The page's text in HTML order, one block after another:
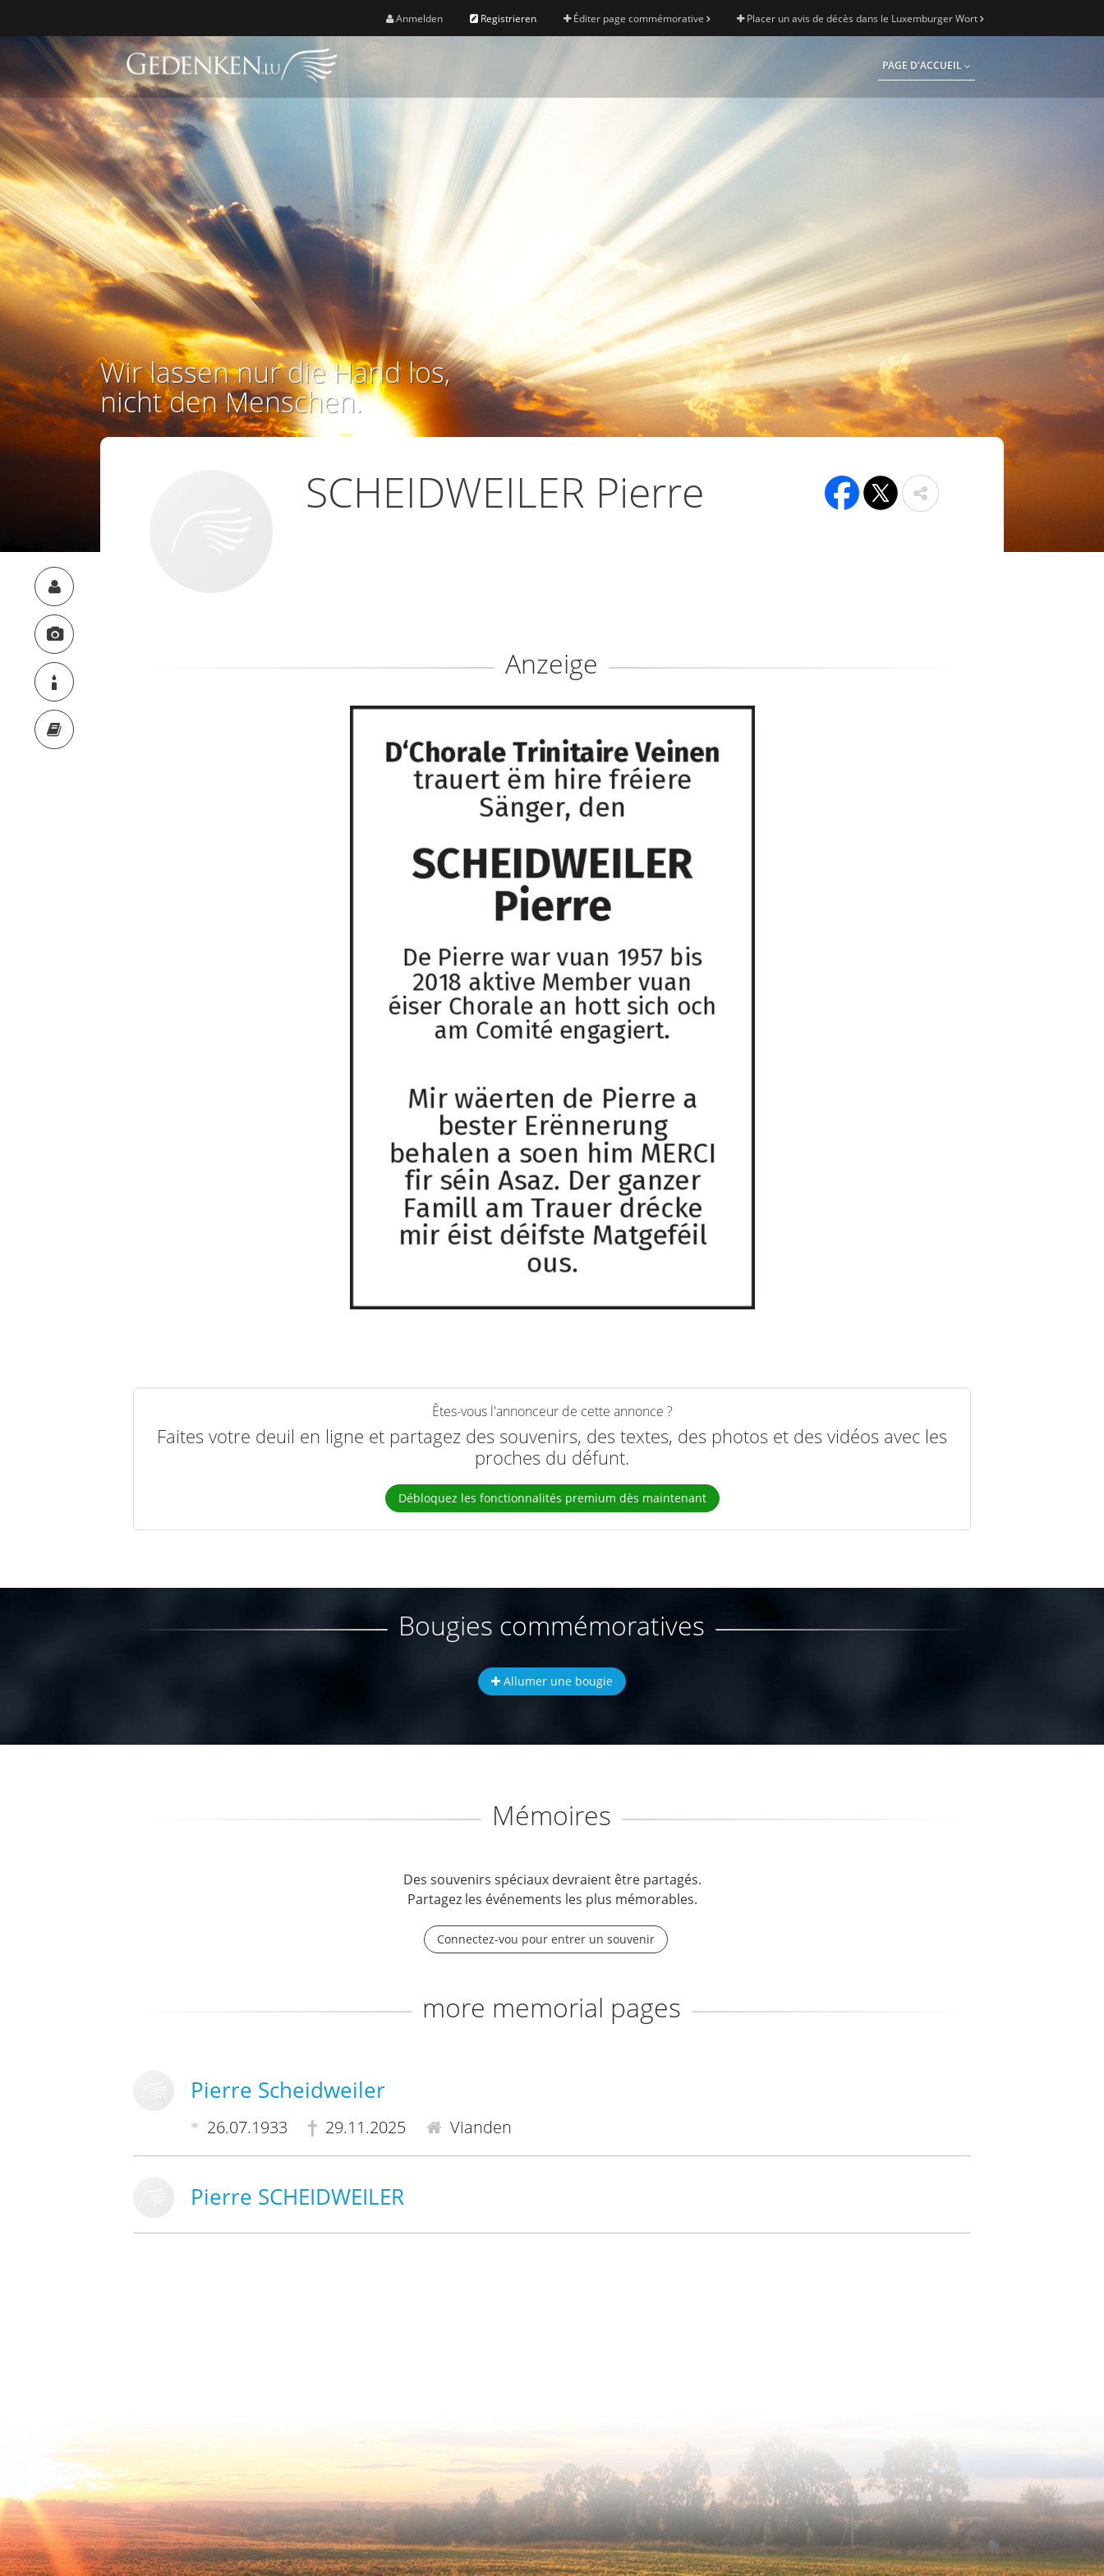
Anmelden Registrieren Éditer page commémorative Placer un avis de décès dans le Luxemburger Wort
PAGE D'ACCUEIL
Wir lassen nur die Hand los,
nicht den Menschen.
SCHEIDWEILER Pierre
Anzeige
Êtes-vous l'annonceur de cette annonce ?
Faites votre deuil en ligne et partagez des souvenirs, des textes, des photos et des vidéos avec les
proches du défunt.
Débloquez les fonctionnalités premium dès maintenant
Bougies commémoratives
Allumer une bougie
Mémoires
Des souvenirs spéciaux devraient être partagés.
Partagez les événements les plus mémorables.
Connectez-vou pour entrer un souvenir
more memorial pages
Pierre Scheidweiler
26.07.1933 29.11.2025 Vianden
Pierre SCHEIDWEILER